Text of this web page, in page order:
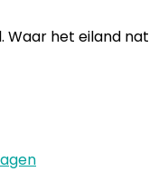
het eiland